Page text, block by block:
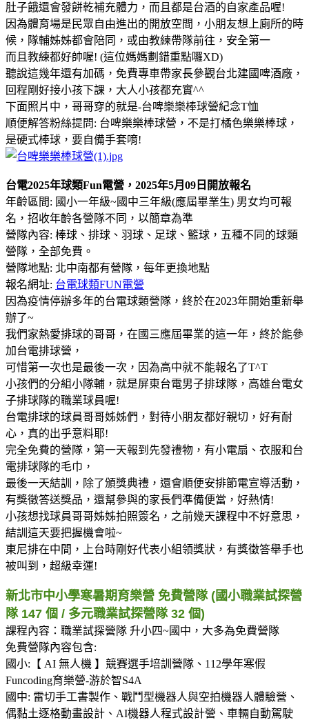
肚子餓還會發餅乾補充體力，而且都是台酒的自家產品喔!
因為體育場是民眾自由進出的開放空間，小朋友想上廁所的時
候，隊輔姊姊都會陪同，或由教練帶隊前往，安全第一
而且教練都好帥喔! (這位媽媽劃錯重點囉XD)
聽說這幾年還有加碼，免費專車帶家長參觀台北建國啤酒廠，
回程剛好接小孩下課，大人小孩都充實^^
下面照片中，哥哥穿的就是-台啤樂樂棒球營紀念T恤
順便解答粉絲提問: 台啤樂樂棒球營，不是打橘色樂樂棒球，
是硬式棒球，要自備手套唷!
台電2025年球類Fun電營，2025年5月09日開放報名
年齡區間: 國小一年級~國中三年級(應屆畢業生) 男女均可報
名，招收年齡各營隊不同，以簡章為準
營隊內容: 棒球、排球、羽球、足球、籃球，五種不同的球類
營隊，全部免費。
營隊地點: 北中南都有營隊，每年更換地點
報名網址: 台電球類FUN電營
因為疫情停辦多年的台電球類營隊，終於在2023年開始重新舉
辦了~
我們家熱愛排球的哥哥，在國三應屆畢業的這一年，終於能參
加台電排球營，
可惜第一次也是最後一次，因為高中就不能報名了T^T
小孩們的分組小隊輔，就是屏東台電男子排球隊，高雄台電女
子排球隊的職業球員喔!
台電排球的球員哥哥姊姊們，對待小朋友都好親切，好有耐
心，真的出乎意料耶!
完全免費的營隊，第一天報到先發禮物，有小電扇、衣服和台
電排球隊的毛巾，
最後一天結訓，除了頒獎典禮，還會順便安排節電宣導活動，
有獎徵答送獎品，還幫參與的家長們準備便當，好熱情!
小孩想找球員哥哥姊姊拍照簽名，之前幾天課程中不好意思，
結訓這天要把握機會啦~
東尼排在中間，上台時剛好代表小組領獎狀，有獎徵答舉手也
被叫到，超級幸運!
新北市中小學寒暑期育樂營 免費營隊 (國小職業試探營
隊 147 個 / 多元職業試探營隊 32 個)
課程內容：職業試探營隊 升小四~國中，大多為免費營隊
免費營隊內容包含:
國小:【 AI 無人機 】競賽選手培訓營隊、112學年寒假
Funcoding育樂營-游於智S4A
國中: 雷切手工書製作、戰鬥型機器人與空拍機器人體驗營、
偶黏土逐格動畫設計、AI機器人程式設計營、車輛自動駕駛